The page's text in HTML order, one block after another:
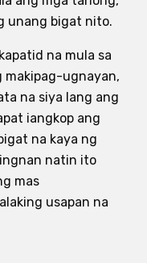
unang bigat nito.
na mula sa
makipag-ugnayan,
na siya lang ang
iangkop ang
na kaya ng
natin ito
mas
usapan na